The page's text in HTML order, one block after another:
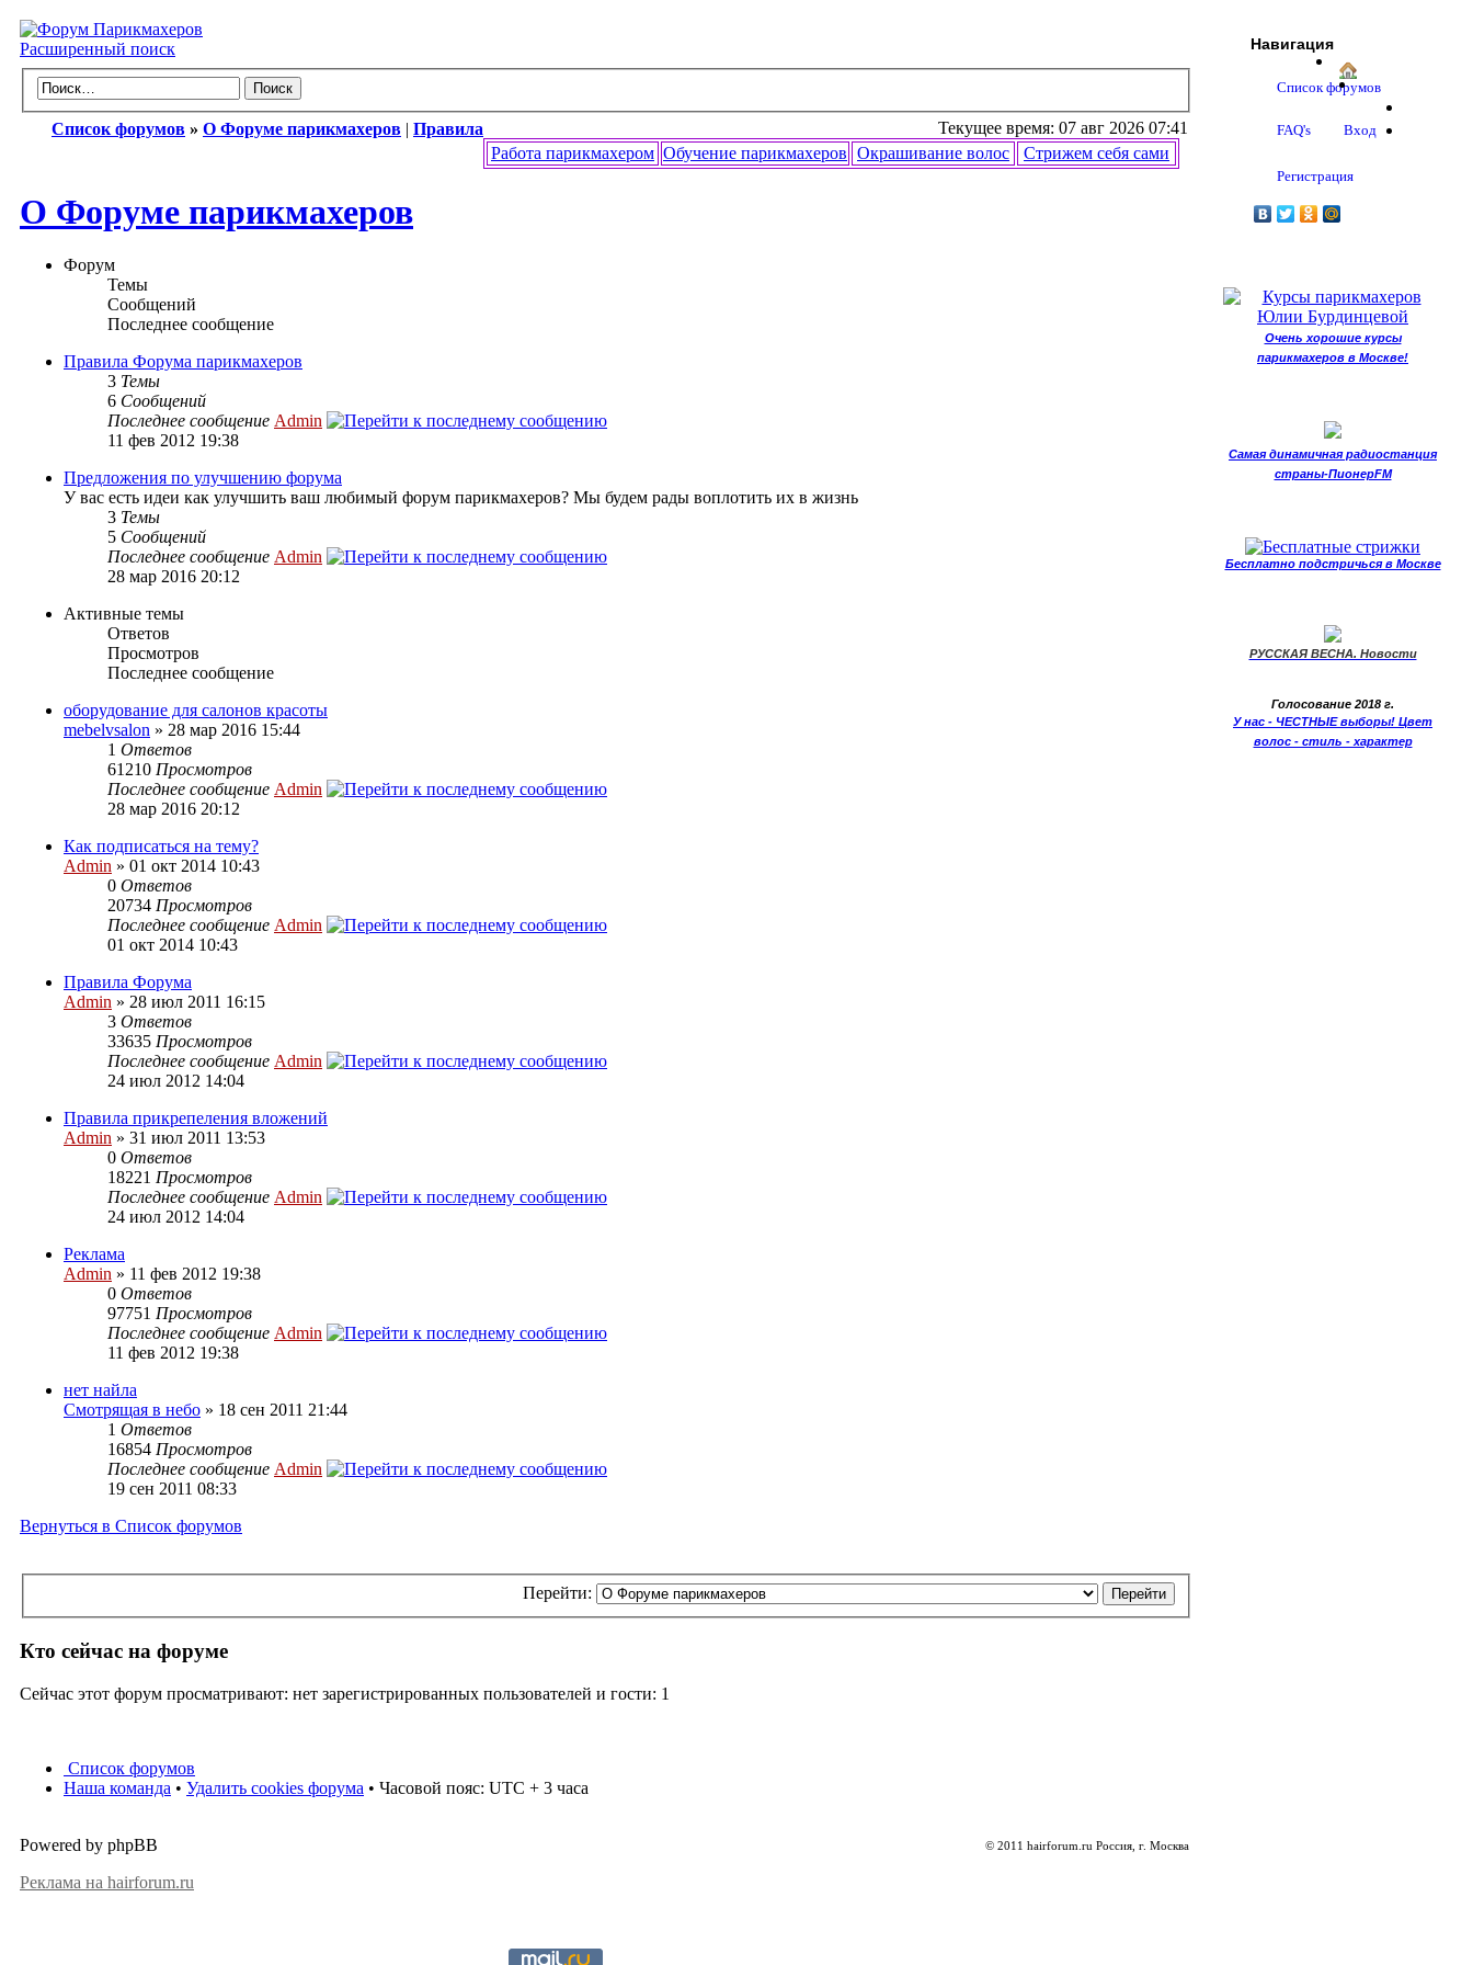
Расширенный поиск
Список форумов » О Форуме парикмахеров | Правила
Текущее время: 07 авг 2026 07:41
Работа парикмахером Обучение парикмахеров Окрашивание волос Стрижем себя сами
О Форуме парикмахеров
Форум
Темы
Сообщений
Последнее сообщение
Правила Форума парикмахеров
3 Темы
6 Сообщений
Последнее сообщение Admin
11 фев 2012 19:38
Предложения по улучшению форума
У вас есть идеи как улучшить ваш любимый форум парикмахеров? Мы будем рады воплотить их в жизнь
3 Темы
5 Сообщений
Последнее сообщение Admin
28 мар 2016 20:12
Активные темы
Ответов
Просмотров
Последнее сообщение
оборудование для салонов красоты
mebelvsalon » 28 мар 2016 15:44
1 Ответов
61210 Просмотров
Последнее сообщение Admin
28 мар 2016 20:12
Как подписаться на тему?
Admin » 01 окт 2014 10:43
0 Ответов
20734 Просмотров
Последнее сообщение Admin
01 окт 2014 10:43
Правила Форума
Admin » 28 июл 2011 16:15
3 Ответов
33635 Просмотров
Последнее сообщение Admin
24 июл 2012 14:04
Правила прикрепеления вложений
Admin » 31 июл 2011 13:53
0 Ответов
18221 Просмотров
Последнее сообщение Admin
24 июл 2012 14:04
Реклама
Admin » 11 фев 2012 19:38
0 Ответов
97751 Просмотров
Последнее сообщение Admin
11 фев 2012 19:38
нет найла
Смотрящая в небо » 18 сен 2011 21:44
1 Ответов
16854 Просмотров
Последнее сообщение Admin
19 сен 2011 08:33
Вернуться в Список форумов
Перейти:
Кто сейчас на форуме
Сейчас этот форум просматривают: нет зарегистрированных пользователей и гости: 1
Список форумов
Наша команда • Удалить cookies форума • Часовой пояс: UTC + 3 часа
Powered by phpBB © 2011 hairforum.ru Россия, г. Москва
Реклама на hairforum.ru
Навигация
Список форумов
FAQ's Вход
Регистрация
Очень хорошие курсы
парикмахеров в Москве!
Самая динамичная радиостанция
страны-ПионерFM
Бесплатно подстричься в Москве
РУССКАЯ ВЕСНА. Новости
Голосование 2018 г.
У нас - ЧЕСТНЫЕ выборы! Цвет
волос - стиль - характер